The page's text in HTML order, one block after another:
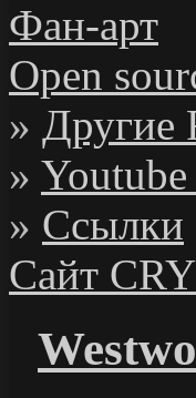
Фан-арт
Open
» Другие
» Youtube
» Ссылки
Сайт